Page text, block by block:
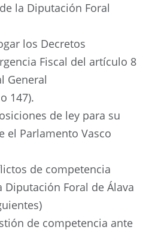
la Diputación Foral
los Decretos
Fiscal del artículo 8
General
147).
de ley para su
el Parlamento Vasco
de competencia
Foral de Álava
de competencia ante